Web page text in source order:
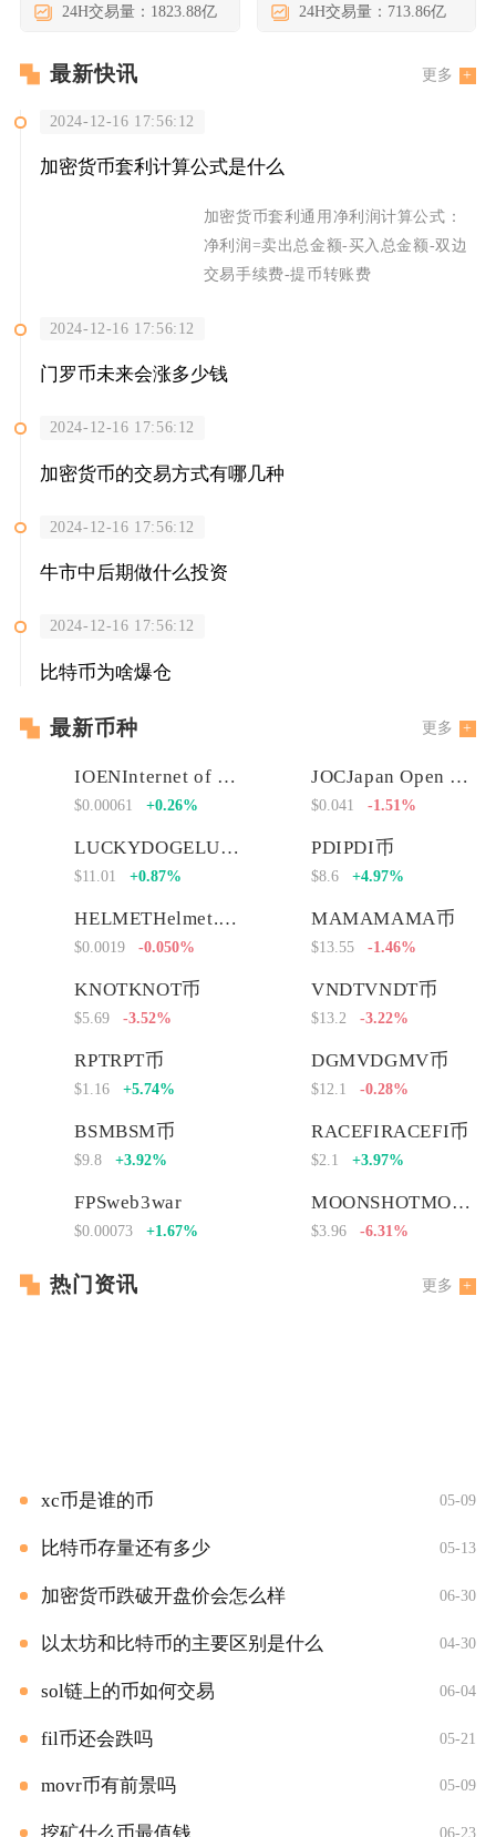
24H交易量：1823.88亿 24H交易量：713.86亿
最新快讯 更多
2024-12-16 17:56:12
加密货币套利计算公式是什么
加密货币套利通用净利润计算公式：
净利润=卖出总金额-买入总金额-双边
交易手续费-提币转账费
2024-12-16 17:56:12
门罗币未来会涨多少钱
2024-12-16 17:56:12
加密货币的交易方式有哪几种
2024-12-16 17:56:12
牛市中后期做什么投资
2024-12-16 17:56:12
比特币为啥爆仓
最新币种 更多
IOENInternet of Energy Network
$0.00061 +0.26%
JOCJapan Open Chain
$0.041 -1.51%
LUCKYDOGELUCKYDOGE币
$11.01 +0.87%
PDIPDI币
$8.6 +4.97%
HELMETHelmet.insure Governance Token
$0.0019 -0.050%
MAMAMAMA币
$13.55 -1.46%
KNOTKNOT币
$5.69 -3.52%
VNDTVNDT币
$13.2 -3.22%
RPTRPT币
$1.16 +5.74%
DGMVDGMV币
$12.1 -0.28%
BSMBSM币
$9.8 +3.92%
RACEFIRACEFI币
$2.1 +3.97%
FPSweb3war
$0.00073 +1.67%
MOONSHOTMOONSHOT币
$3.96 -6.31%
热门资讯 更多
xc币是谁的币 05-09
比特币存量还有多少 05-13
加密货币跌破开盘价会怎么样 06-30
以太坊和比特币的主要区别是什么 04-30
sol链上的币如何交易 06-04
fil币还会跌吗 05-21
movr币有前景吗 05-09
06-23